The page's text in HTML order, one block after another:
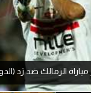
مباراة الزمالك ضد زد